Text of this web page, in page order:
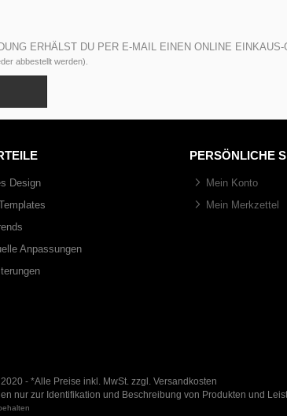
ERHÄLST DU PER E-MAIL EINEN ONLINE EINKAUS-
abbestellt werden).
Design
Anpassungen
PERSÖNLICHE
Mein Konto
Mein Merkzettel
- *Alle Preise inkl. MwSt. zzgl. Versandkosten
nur zur Identifikation und Beschreibung von Produkten und